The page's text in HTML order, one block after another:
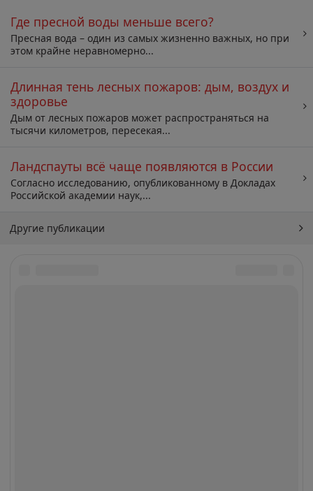
Где пресной воды меньше всего?
Пресная вода – один из самых жизненно важных, но при
этом крайне неравномерно...
Длинная тень лесных пожаров: дым, воздух и
здоровье
Дым от лесных пожаров может распространяться на
тысячи километров, пересекая...
Ландспауты всё чаще появляются в России
Согласно исследованию, опубликованному в Докладах
Российской академии наук,...
Другие публикации